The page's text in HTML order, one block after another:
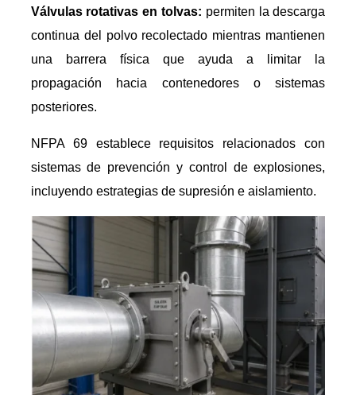
Válvulas rotativas en tolvas: permiten la descarga
continua del polvo recolectado mientras mantienen
una barrera física que ayuda a limitar la
propagación hacia contenedores o sistemas
posteriores.
NFPA 69 establece requisitos relacionados con
sistemas de prevención y control de explosiones,
incluyendo estrategias de supresión e aislamiento.